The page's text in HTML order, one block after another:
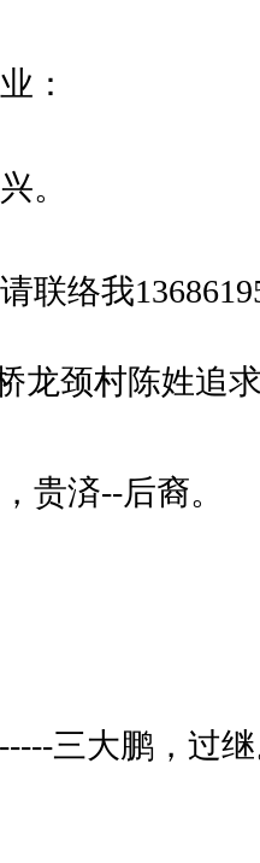
：
。
联络我
龙颈村陈姓追
贵済--后裔。
三大鹏，过